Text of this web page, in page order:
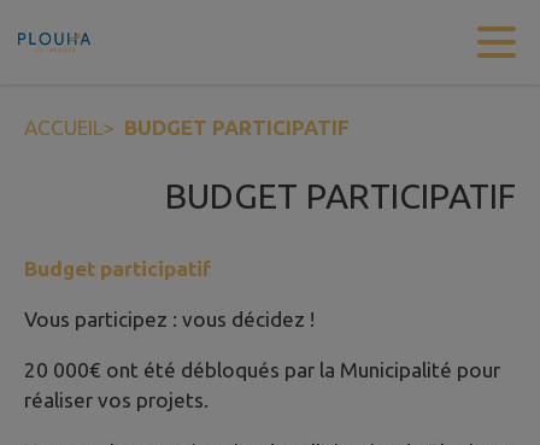
Contenu
ACCUEIL> BUDGET PARTICIPATIF
BUDGET PARTICIPATIF
Budget participatif
Vous participez : vous décidez !
20 000€ ont été débloqués par la Municipalité pour
réaliser vos projets.